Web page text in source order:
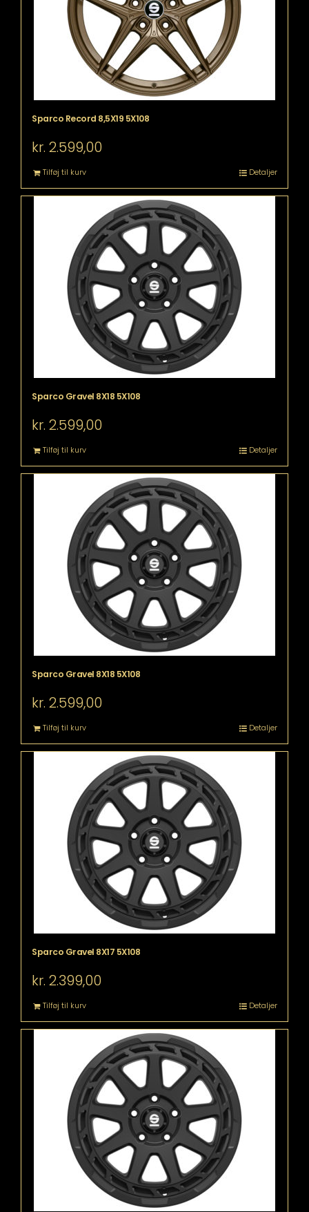
Sparco Record 8,5X19 5X108
kr. 2.599,00
Tilføj til kurv Detaljer
Sparco Gravel 8X18 5X108
kr. 2.599,00
Tilføj til kurv Detaljer
Sparco Gravel 8X18 5X108
kr. 2.599,00
Tilføj til kurv Detaljer
Sparco Gravel 8X17 5X108
kr. 2.399,00
Tilføj til kurv Detaljer